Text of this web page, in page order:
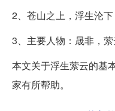
2、苍山之上，浮生沦下
3、主要人物：晟非，萦
本文关于浮生萦云的基
家有所帮助。